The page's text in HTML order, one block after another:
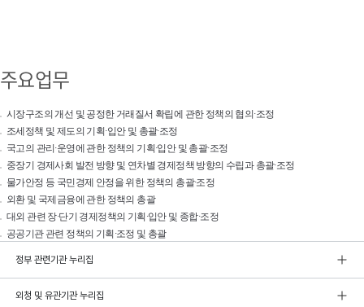
주요업무
시장구조의 개선 및 공정한 거래질서 확립에 관한 정책의 협의·조정
조세정책 및 제도의 기획·입안 및 총괄·조정
국고의 관리·운영에 관한 정책의 기획·입안 및 총괄·조정
중장기 경제사회 발전 방향 및 연차별 경제정책 방향의 수립과 총괄·조정
물가안정 등 국민경제 안정을 위한 정책의 총괄·조정
외환 및 국제금융에 관한 정책의 총괄
대외 관련 장·단기 경제정책의 기획·입안 및 종합·조정
공공기관 관련 정책의 기획·조정 및 총괄
정부 관련기관 누리집
외청 및 유관기관 누리집